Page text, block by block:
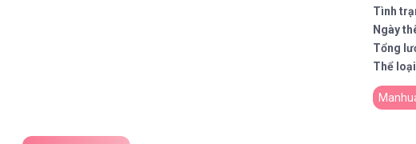
Tình
Ngày
Tổng
Thể